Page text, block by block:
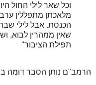
וכל שאר לילי החול
מלאכתן מתפללין
הכנסת. אבל לילי
שאין ממהרין לבוא,
תפילת הציבור"
הרמב"ם נותן הסבר דומה